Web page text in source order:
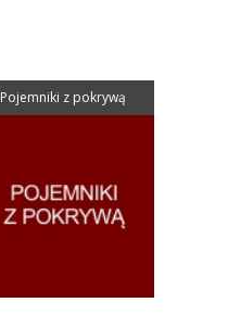
Pojemniki z pokrywą